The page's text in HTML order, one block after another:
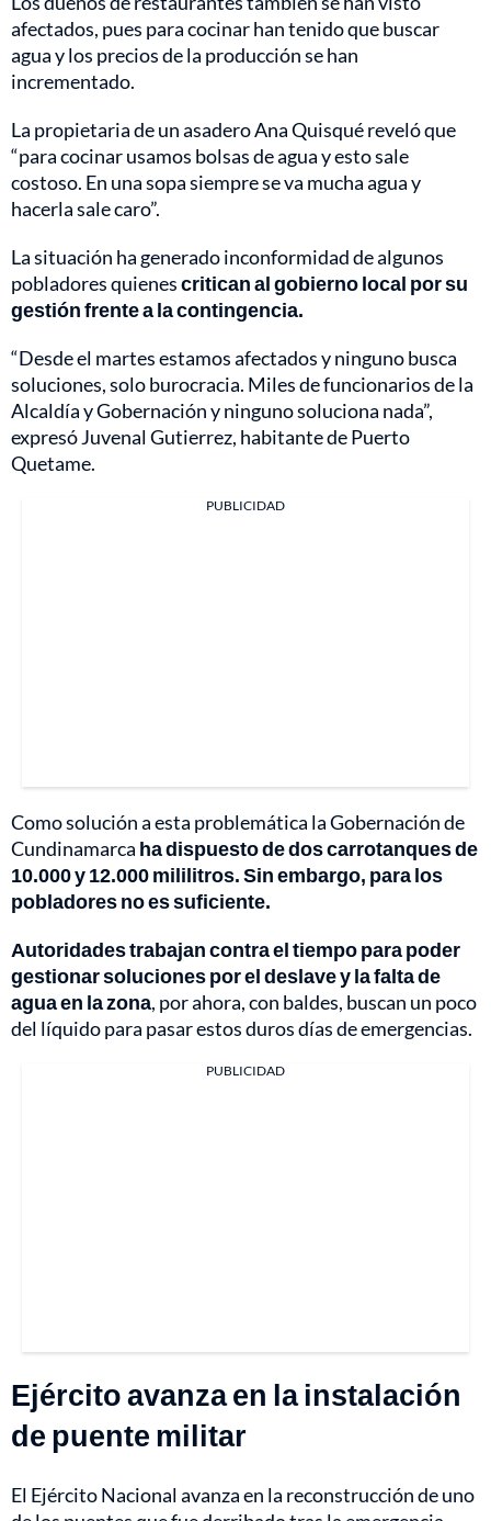
afectados, pues para cocinar han tenido que buscar
agua y los precios de la producción se han
incrementado.
La propietaria de un asadero Ana Quisqué reveló que
“para cocinar usamos bolsas de agua y esto sale
costoso. En una sopa siempre se va mucha agua y
hacerla sale caro”.
La situación ha generado inconformidad de algunos
pobladores quienescritican al gobierno local por su
gestión frente a la contingencia.
“Desde el martes estamos afectados y ninguno busca
soluciones, solo burocracia. Miles de funcionarios de la
Alcaldía y Gobernación y ninguno soluciona nada”,
expresó Juvenal Gutierrez, habitante de Puerto
Quetame.
PUBLICIDAD
Como solución a esta problemática la Gobernación de
Cundinamarca ha dispuesto de dos carrotanques de
10.000 y 12.000 mililitros. Sin embargo, para los
pobladores no es suficiente.
Autoridades trabajan contra el tiempo para poder
gestionar soluciones por el deslave y la falta de
agua en la zona, por ahora, con baldes, buscan un poco
del líquido para pasar estos duros días de emergencias.
PUBLICIDAD
Ejército avanza en la instalación
de puente militar
El Ejército Nacional avanza en la reconstrucción de uno